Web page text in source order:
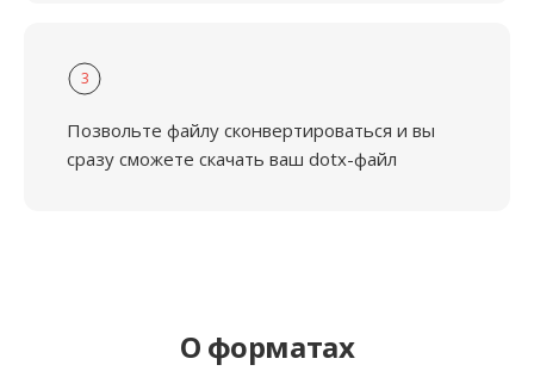
3
Позвольте файлу сконвертироваться и вы
сразу сможете скачать ваш dotx-файл
О форматах